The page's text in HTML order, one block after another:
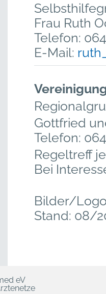
Frau Ruth
Telefon:
E-Mail:
Gottfried
Telefon:
Regeltreff
Bei
Bilder/
Stand: 08/
eV